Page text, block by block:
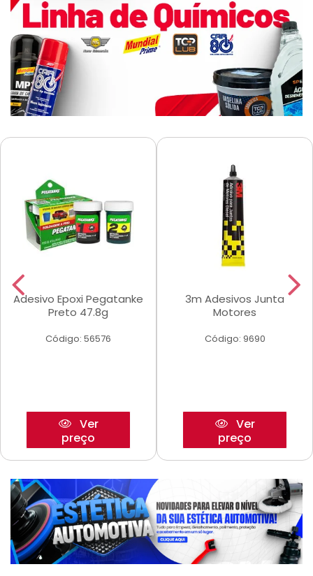
Adesivo Epoxi Pegatanke
Preto 47.8g
Código: 56576
Ver
preço
3m Adesivos Junta
Motores
Código: 9690
Ver
preço